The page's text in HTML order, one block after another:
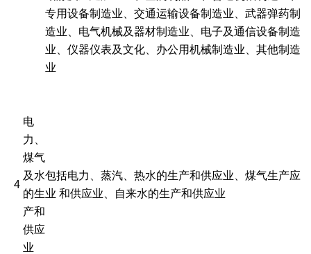
专用设备制造业、交通运输设备制造业、武器弹药制
造业、电气机械及器材制造业、电子及通信设备制造
业、仪器仪表及文化、办公用机械制造业、其他制造
业
4
电
力、
煤气
及水
的生
产和
供应
业
包括电力、蒸汽、热水的生产和供应业、煤气生产应
业 和供应业、自来水的生产和供应业